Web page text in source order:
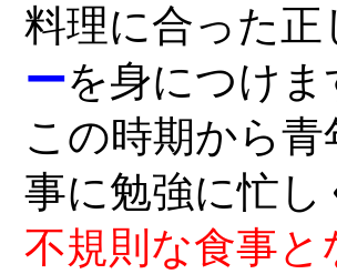
料理に合った
ーを身につけま
この時期から
事に勉強に忙し
不規則な食事